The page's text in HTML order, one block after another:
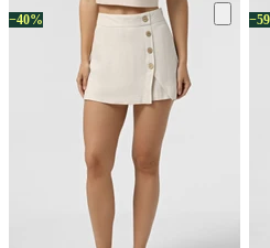
−40%